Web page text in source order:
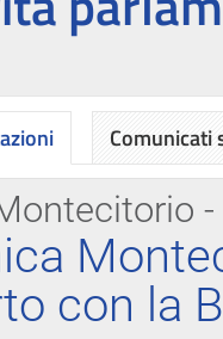
con la
Comunicati